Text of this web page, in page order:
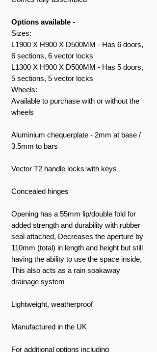
Options available -
Sizes:
L1900 X H900 X D500MM - Has 6 doors,
6 sections, 6 vector locks
L1300 X H900 X D500MM - Has 5 doors,
5 sections, 5 vector locks
Wheels:
Available to purchase with or without the
wheels
Aluminium chequerplate - 2mm at base /
3.5mm to bars
Vector T2 handle locks with keys
Concealed hinges
Opening has a 55mm lip/double fold for
added strength and durability with rubber
seal attached, Decreases the aperture by
110mm (total) in length and height but still
having the ability to use the space inside,
This also acts as a rain soakaway
drainage system
Lightweight, weatherproof
Manufactured in the UK
For additional options including